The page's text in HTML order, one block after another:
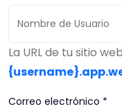
La URL de tu sitio
{username}
Correo electrónico *